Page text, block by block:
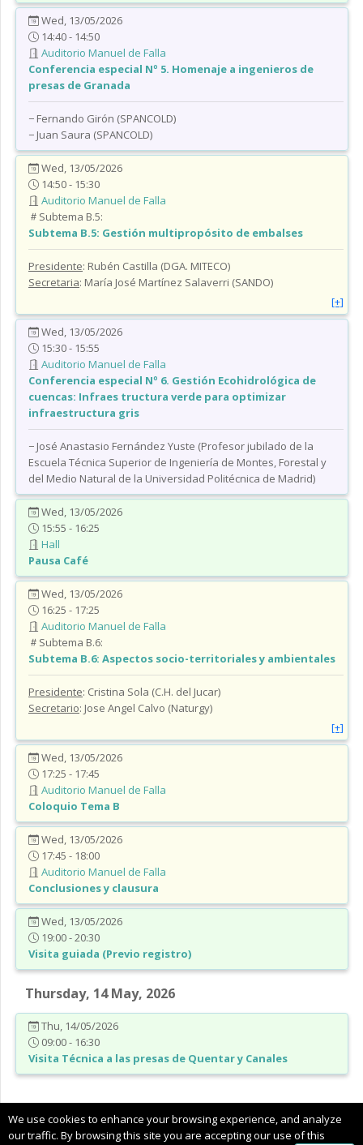
Wed, 13/05/2026
14:40 - 14:50
Auditorio Manuel de Falla
Conferencia especial Nº 5. Homenaje a ingenieros de
presas de Granada
− Fernando Girón (SPANCOLD)
− Juan Saura (SPANCOLD)
Wed, 13/05/2026
14:50 - 15:30
Auditorio Manuel de Falla
Subtema B.5:
Subtema B.5: Gestión multipropósito de embalses
Presidente: Rubén Castilla (DGA. MITECO)
Secretaria: María José Martínez Salaverri (SANDO)
[+]
Wed, 13/05/2026
15:30 - 15:55
Auditorio Manuel de Falla
Conferencia especial Nº 6. Gestión Ecohidrológica de
cuencas: Infraes tructura verde para optimizar
infraestructura gris
− José Anastasio Fernández Yuste (Profesor jubilado de la
Escuela Técnica Superior de Ingeniería de Montes, Forestal y
del Medio Natural de la Universidad Politécnica de Madrid)
Wed, 13/05/2026
15:55 - 16:25
Hall
Pausa Café
Wed, 13/05/2026
16:25 - 17:25
Auditorio Manuel de Falla
Subtema B.6:
Subtema B.6: Aspectos socio-territoriales y ambientales
Presidente: Cristina Sola (C.H. del Jucar)
Secretario: Jose Angel Calvo (Naturgy)
[+]
Wed, 13/05/2026
17:25 - 17:45
Auditorio Manuel de Falla
Coloquio Tema B
Wed, 13/05/2026
17:45 - 18:00
Auditorio Manuel de Falla
Conclusiones y clausura
Wed, 13/05/2026
19:00 - 20:30
Visita guiada (Previo registro)
Thursday, 14 May, 2026
Thu, 14/05/2026
09:00 - 16:30
Visita Técnica a las presas de Quentar y Canales
Terms of service
We use cookies to enhance your browsing experience, and analyze
our traffic. By browsing this site you are accepting our use of this